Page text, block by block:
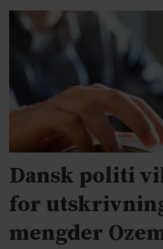
Dansk politi
for
mengder